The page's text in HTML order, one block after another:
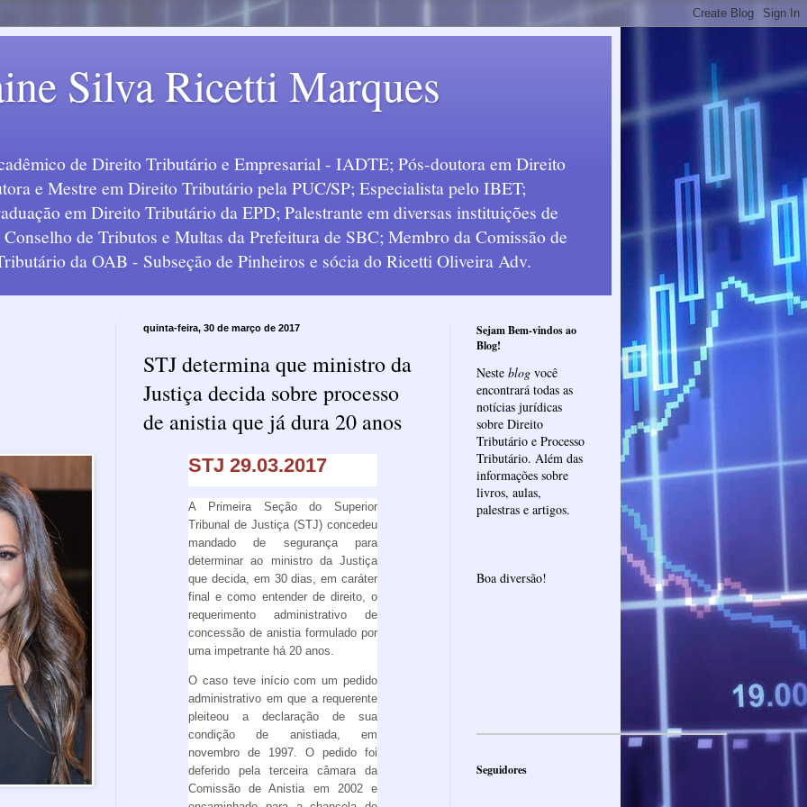
Silva Ricetti Marques
de Direito Tributário e Empresarial - IADTE; Pós-doutora em Direito
e Mestre em Direito Tributário pela PUC/SP; Especialista pelo IBET;
em Direito Tributário da EPD; Palestrante em diversas instituições de
de Tributos e Multas da Prefeitura de SBC; Membro da Comissão de
da OAB - Subseção de Pinheiros e sócia do Ricetti Oliveira Adv.
quinta-feira, 30 de março de 2017
STJ determina que ministro da
Justiça decida sobre processo
de anistia que já dura 20 anos
STJ 29.03.2017
A Primeira Seção do Superior
Tribunal de Justiça (STJ) concedeu
mandado de segurança para
determinar ao ministro da Justiça
que decida, em 30 dias, em caráter
final e como entender de direito, o
requerimento administrativo de
concessão de anistia formulado por
uma impetrante há 20 anos.
O caso teve início com um pedido
administrativo em que a requerente
pleiteou a declaração de sua
condição de anistiada, em
novembro de 1997. O pedido foi
deferido pela terceira câmara da
Comissão de Anistia em 2002 e
Sejam Bem-vindos ao
Blog!
Neste blog você
encontrará todas as
notícias jurídicas
sobre Direito
Tributário e Processo
Tributário. Além das
informações sobre
livros, aulas,
palestras e artigos.
Boa diversão!
Seguidores